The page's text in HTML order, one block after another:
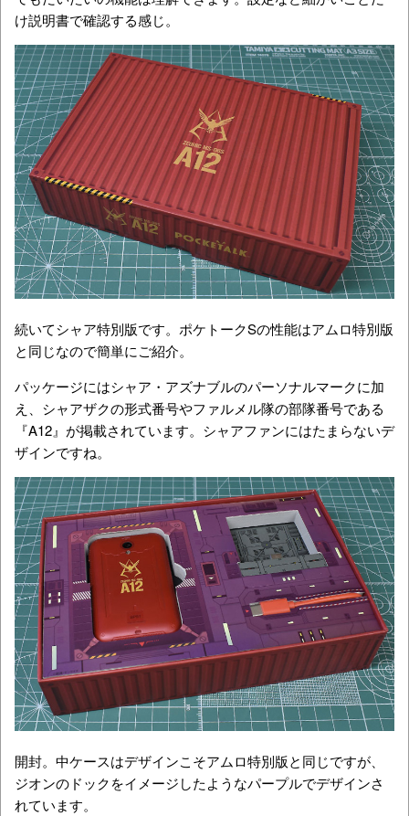
け説明書で確認する感じ。
続いてシャア特別版です。ポケトークSの性能はアムロ特別版
と同じなので簡単にご紹介。
パッケージにはシャア・アズナブルのパーソナルマークに加
え、シャアザクの形式番号やファルメル隊の部隊番号である
『A12』が掲載されています。シャアファンにはたまらないデ
ザインですね。
開封。中ケースはデザインこそアムロ特別版と同じですが、
ジオンのドックをイメージしたようなパープルでデザインさ
れています。